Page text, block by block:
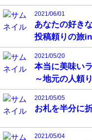
2021/06/01
あなたの好き
投稿頼りの旅
2021/05/20
本当に美味い
～地元の人頼
2021/05/05
お札を半分に
2021/05/04